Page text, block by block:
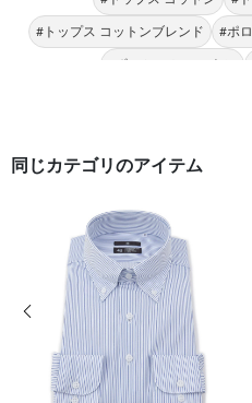
#トップス コットンブレンド #ポ
#ポロシャツ コットン
同じカテゴリのアイテム
前の画像